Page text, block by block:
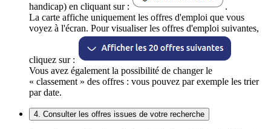
handicap) en cliquant sur :
.
La carte affiche uniquement les offres d'emploi que vous
voyez à l'écran. Pour visualiser les offres d'emploi suivantes,
cliquez sur :
Vous avez également la possibilité de changer le
« classement » des offres : vous pouvez par exemple les trier
par date.
4. Consulter les offres issues de votre recherche